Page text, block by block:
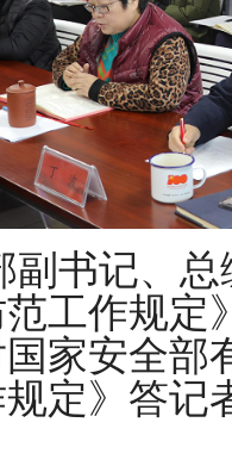
副书记、
工作规定
家安全部
定》答记